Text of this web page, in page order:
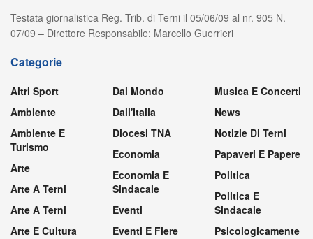
Testata giornalistica Reg. Trib. di Terni il 05/06/09 al nr. 905 N.
07/09 – Direttore Responsabile: Marcello Guerrieri
Categorie
Altri Sport
Ambiente
Ambiente E
Turismo
Arte
Arte A Terni
Arte A Terni
Arte E Cultura
Dal Mondo
Dall'Italia
Diocesi TNA
Economia
Economia E
Sindacale
Eventi
Eventi E Fiere
Musica E Concerti
News
Notizie Di Terni
Papaveri E Papere
Politica
Politica E
Sindacale
Psicologicamente